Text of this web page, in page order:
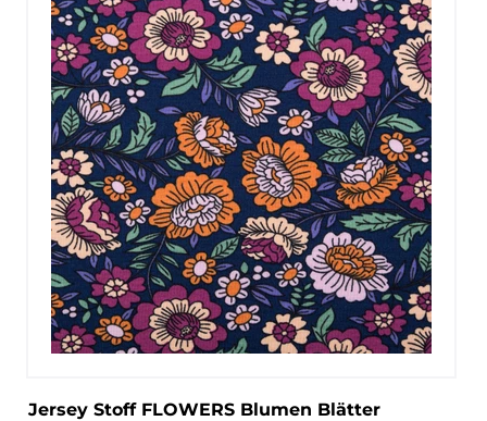
Jersey Stoff FLOWERS Blumen Blätter